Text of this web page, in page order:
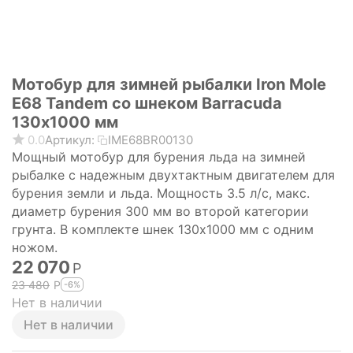
Мотобур для зимней рыбалки Iron Mole
E68 Tandem со шнеком Barracuda
130х1000 мм
0.0Артикул: IME68BR00130
Мощный мотобур для бурения льда на зимней
рыбалке с надежным двухтактным двигателем для
бурения земли и льда. Мощность 3.5 л/с, макс.
диаметр бурения 300 мм во второй категории
грунта. В комплекте шнек 130х1000 мм с одним
ножом.
22 070 Р
23 480 Р -6%
Нет в наличии
Нет в наличии